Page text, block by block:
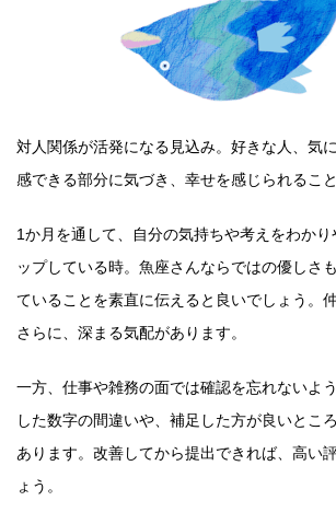
対人関係が活発になる見込み。好きな人、気
感できる部分に気づき、幸せを感じられるこ
1か月を通して、自分の気持ちや考えをわか
ップしている時。魚座さんならではの優しさ
ていることを素直に伝えると良いでしょう。
さらに、深まる気配があります。
一方、仕事や雑務の面では確認を忘れないよ
した数字の間違いや、補足した方が良いとこ
あります。改善してから提出できれば、高い
ょう。